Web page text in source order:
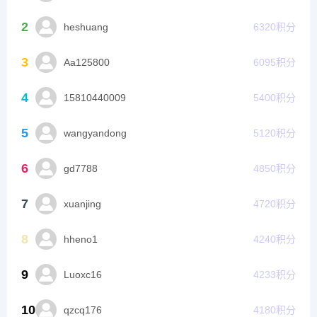
2 heshuang 6320积分
3 Aa125800 6095积分
4 15810440009 5400积分
5 wangyandong 5120积分
6 gd7788 4850积分
7 xuanjing 4720积分
8 hheno1 4240积分
9 Luoxc16 4233积分
10 qzcq176 4180积分